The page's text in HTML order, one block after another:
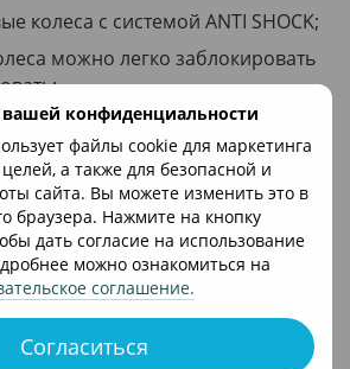
конфиденциальности
файлы cookie для маркетинга
а также для безопасной и
сайта. Вы можете изменить это в
браузера. Нажмите на кнопку
дать согласие на использование
можно ознакомиться на
соглашение.
Согласиться
колеса с системой ANTI SHOCK;
можно легко заблокировать
механизм;
система "антишок" на передних
эргономичной формы на
тепло- и звукоизоляционными
влагопоглощение;